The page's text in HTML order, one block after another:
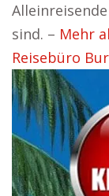
sind. – Mehr
Reisebüro